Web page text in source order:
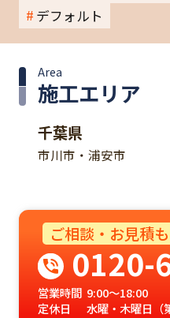
デフォルト
施工エリア
Area
千葉県
市川市・浦安市
ご相談・お見積
0120-
営業時間 9:00～18:00
定休日
水曜・木曜日（